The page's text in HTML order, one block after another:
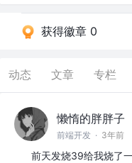
获得徽章 0
动态 文章 专栏
懒惰的胖胖子
前端开发 · 3年前
前天发烧39给我烧了